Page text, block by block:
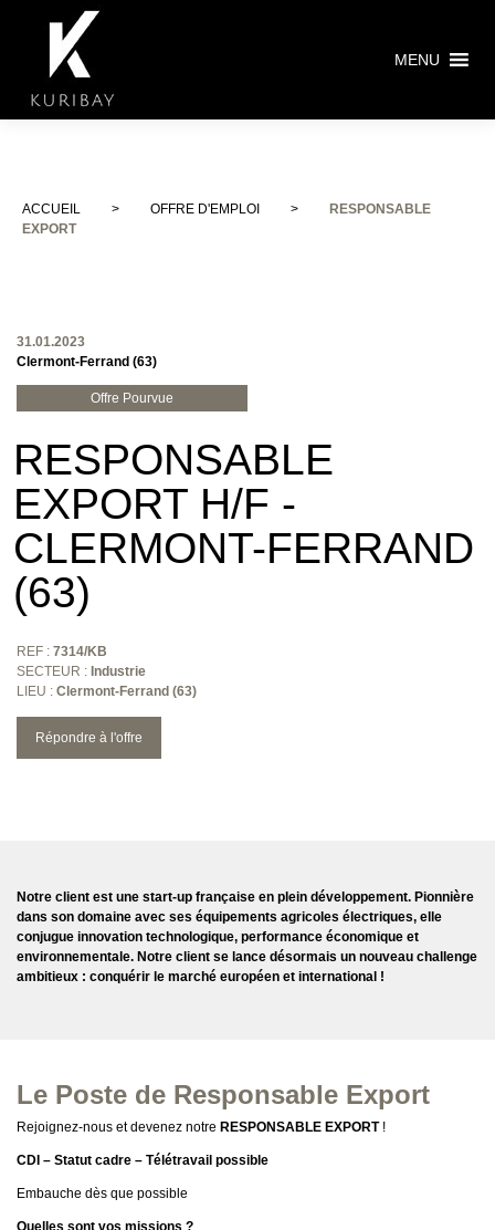
MENU
ACCUEIL > OFFRE D'EMPLOI >
RESPONSABLE
EXPORT
31.01.2023
Clermont-Ferrand (63)
Offre Pourvue
RESPONSABLE
EXPORT H/F -
CLERMONT-FERRAND
(63)
REF : 7314/KB
SECTEUR : Industrie
LIEU : Clermont-Ferrand (63)
Répondre à l'offre
Notre client est une start-up française en plein développement. Pionnière
dans son domaine avec ses équipements agricoles électriques, elle
conjugue innovation technologique, performance économique et
environnementale. Notre client se lance désormais un nouveau challenge
ambitieux : conquérir le marché européen et international !
Le Poste de Responsable Export
Rejoignez-nous et devenez notre RESPONSABLE EXPORT!
CDI – Statut cadre – Télétravail possible
Embauche dès que possible
Quelles sont vos missions ?